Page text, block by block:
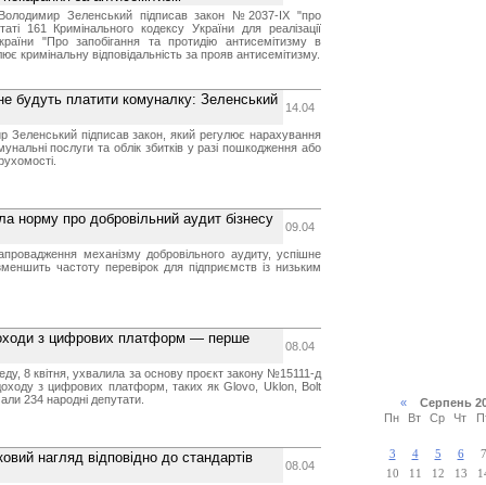
Зеленський підписав закон №2037-IX "про
161 Кримінального кодексу України для реалізації
"Про запобігання та протидію антисемітизму в
кримінальну відповідальність за прояв антисемітизму.
будуть платити комуналку: Зеленський 14.04
Зеленський підписав закон, який регулює нарахування
послуги та облік збитків у разі пошкодження або
норму про добровільний аудит бізнесу 09.04
механізму добровільного аудиту, успішне
частоту перевірок для підприємств із низьким
з цифрових платформ — перше 08.04
8 квітня, ухвалила за основу проєкт закону №15111-д
з цифрових платформ, таких як Glovo, Uklon, Bolt
234 народні депутати.
нагляд відповідно до стандартів 08.04
«Серпень
Пн
Вт Ср Чт
3 4 5 6
7
10
11 12 13